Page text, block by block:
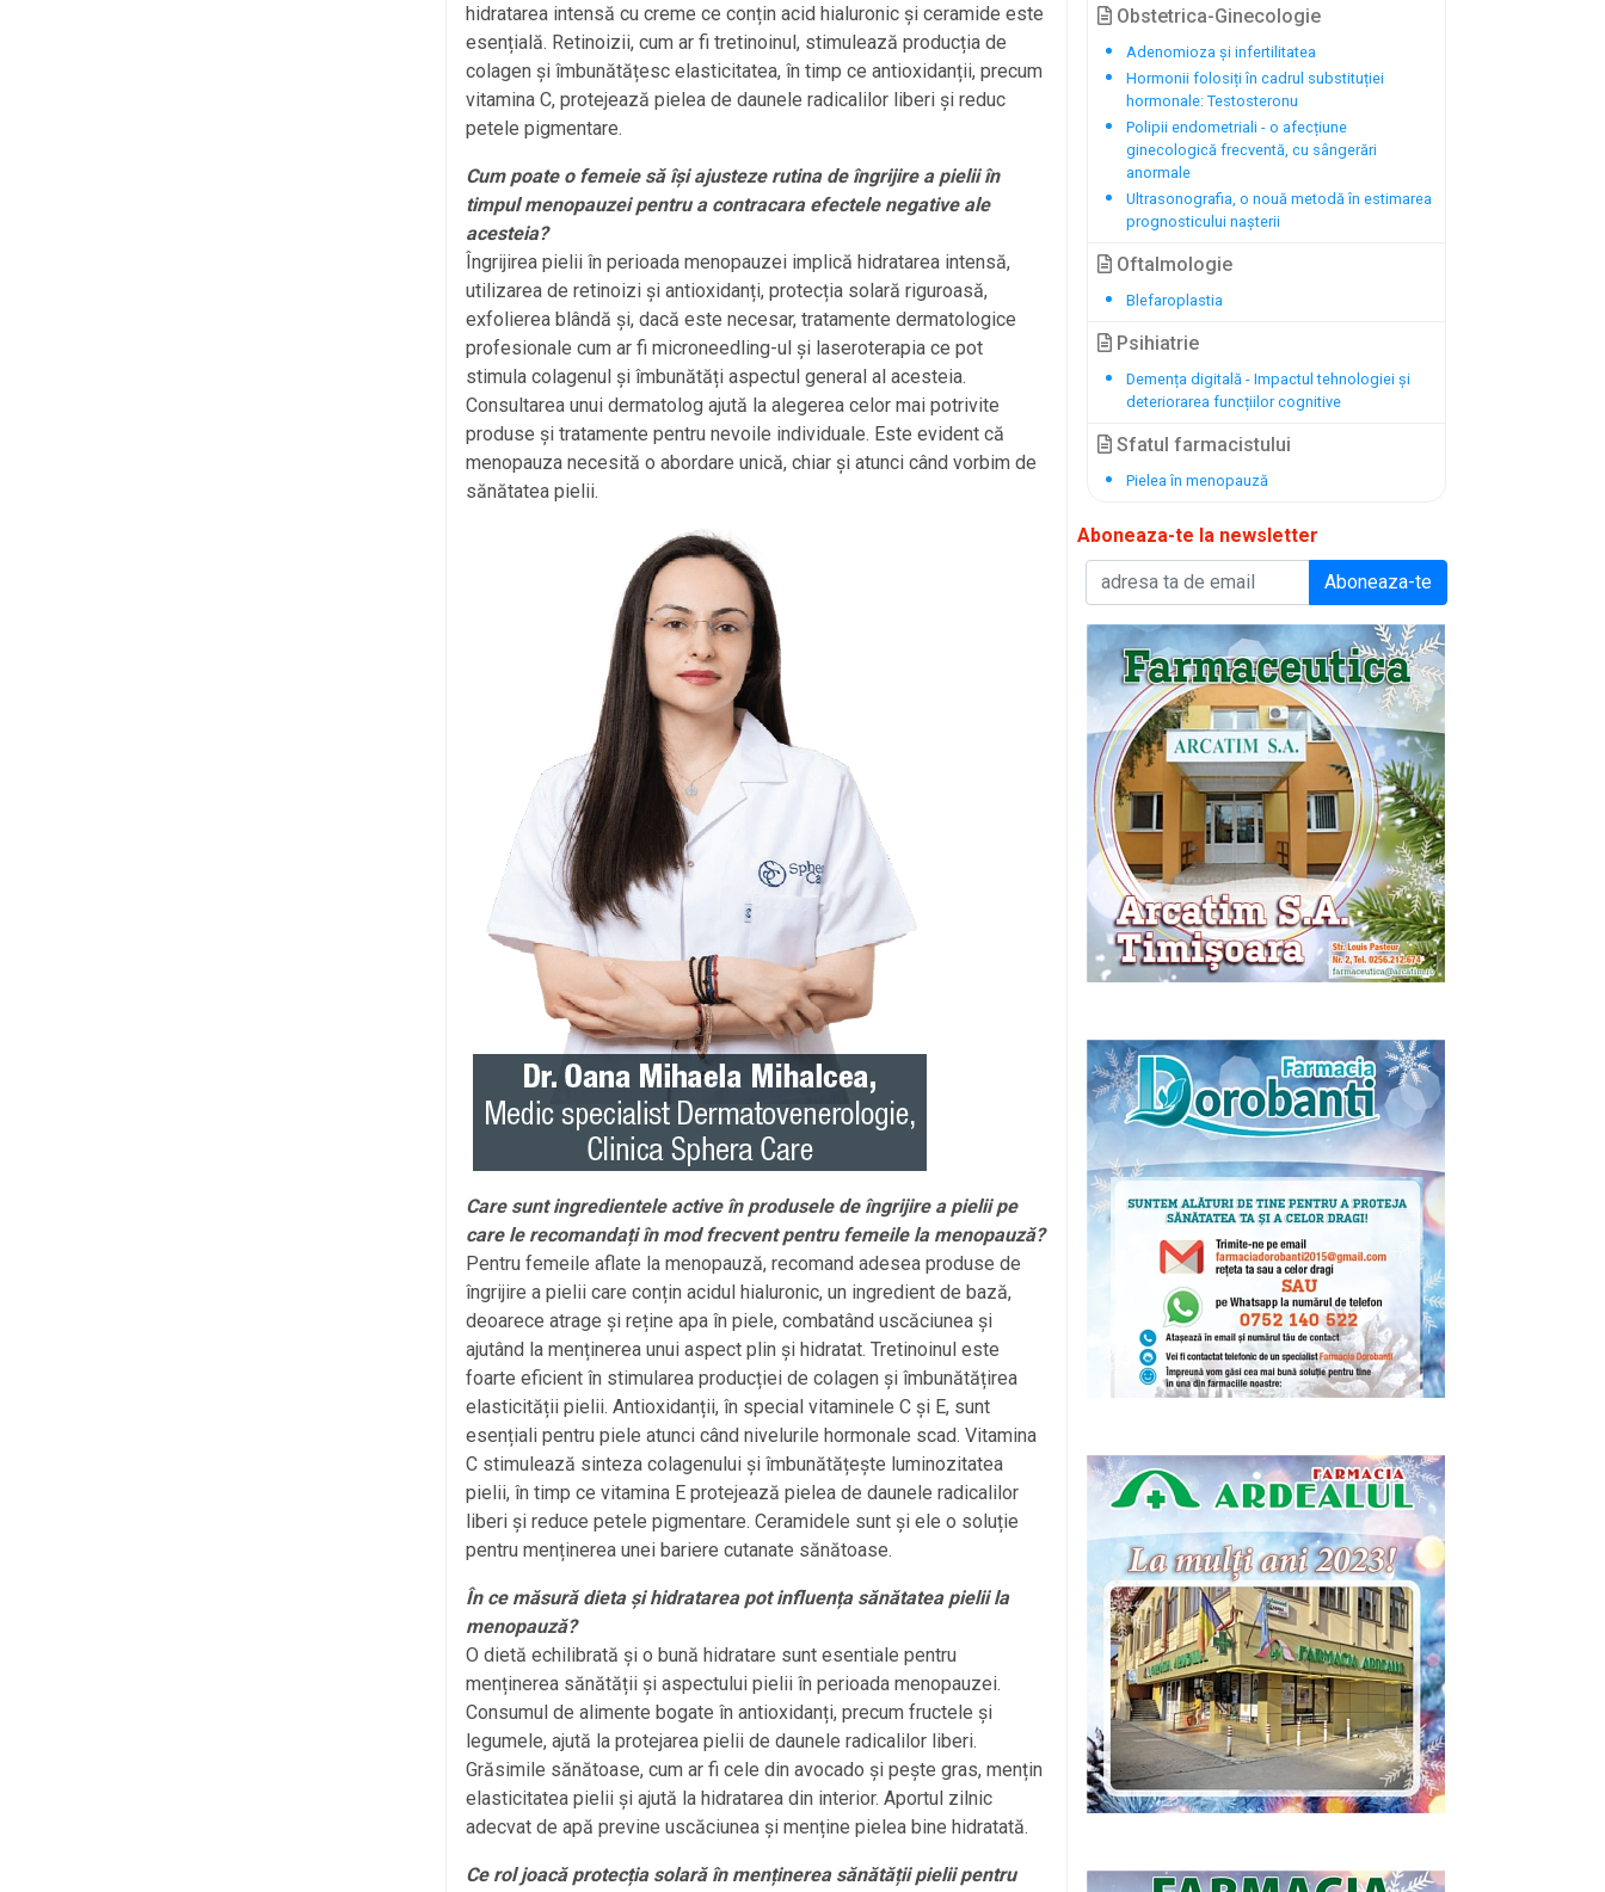
hidratarea intensă cu creme ce conțin acid hialuronic și ceramide este
esențială. Retinoizii, cum ar fi tretinoinul, stimulează producția de
colagen și îmbunătățesc elasticitatea, în timp ce antioxidanții, precum
vitamina C, protejează pielea de daunele radicalilor liberi și reduc
petele pigmentare.
Cum poate o femeie să își ajusteze rutina de îngrijire a pielii în
timpul menopauzei pentru a contracara efectele negative ale
acesteia?
Îngrijirea pielii în perioada menopauzei implică hidratarea intensă,
utilizarea de retinoizi și antioxidanți, protecția solară riguroasă,
exfolierea blândă și, dacă este necesar, tratamente dermatologice
profesionale cum ar fi microneedling-ul și laseroterapia ce pot
stimula colagenul și îmbunătăți aspectul general al acesteia.
Consultarea unui dermatolog ajută la alegerea celor mai potrivite
produse și tratamente pentru nevoile individuale. Este evident că
menopauza necesită o abordare unică, chiar și atunci când vorbim de
sănătatea pielii.
Care sunt ingredientele active în produsele de îngrijire a pielii pe
care le recomandați în mod frecvent pentru femeile la menopauză?
Pentru femeile aflate la menopauză, recomand adesea produse de
îngrijire a pielii care conțin acidul hialuronic, un ingredient de bază,
deoarece atrage și reține apa în piele, combatând uscăciunea și
ajutând la menținerea unui aspect plin și hidratat. Tretinoinul este
foarte eficient în stimularea producției de colagen și îmbunătățirea
elasticității pielii. Antioxidanții, în special vitaminele C și E, sunt
esențiali pentru piele atunci când nivelurile hormonale scad. Vitamina
C stimulează sinteza colagenului și îmbunătățește luminozitatea
pielii, în timp ce vitamina E protejează pielea de daunele radicalilor
liberi și reduce petele pigmentare. Ceramidele sunt și ele o soluție
pentru menținerea unei bariere cutanate sănătoase.
În ce măsură dieta și hidratarea pot influența sănătatea pielii la
menopauză?
O dietă echilibrată și o bună hidratare sunt esentiale pentru
menținerea sănătății și aspectului pielii în perioada menopauzei.
Consumul de alimente bogate în antioxidanți, precum fructele și
legumele, ajută la protejarea pielii de daunele radicalilor liberi.
Grăsimile sănătoase, cum ar fi cele din avocado și pește gras, mențin
elasticitatea pielii și ajută la hidratarea din interior. Aportul zilnic
adecvat de apă previne uscăciunea și menține pielea bine hidratată.
Ce rol joacă protecția solară în menținerea sănătății pielii pentru
Obstetrica-Ginecologie
Adenomioza și infertilitatea
Hormonii folosiți în cadrul substituției
hormonale: Testosteronu
Polipii endometriali - o afecțiune
ginecologică frecventă, cu sângerări
anormale
Ultrasonografia, o nouă metodă în estimarea
prognosticului nașterii
Oftalmologie
Blefaroplastia
Psihiatrie
Demența digitală - Impactul tehnologiei și
deteriorarea funcțiilor cognitive
Sfatul farmacistului
Pielea în menopauză
Aboneaza-te la newsletter
Aboneaza-te